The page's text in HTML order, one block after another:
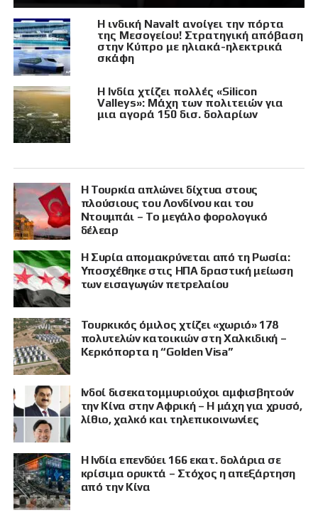
Η ινδική Navalt ανοίγει την πόρτα
της Μεσογείου! Στρατηγική απόβαση
στην Κύπρο με ηλιακά-ηλεκτρικά
σκάφη
Η Ινδία χτίζει πολλές «Silicon
Valleys»: Μάχη των πολιτειών για
μια αγορά 150 δισ. δολαρίων
Η Τουρκία απλώνει δίχτυα στους
πλούσιους του Λονδίνου και του
Ντουμπάι – Το μεγάλο φορολογικό
δέλεαρ
Η Συρία απομακρύνεται από τη Ρωσία:
Υποσχέθηκε στις ΗΠΑ δραστική μείωση
των εισαγωγών πετρελαίου
Τουρκικός όμιλος χτίζει «χωριό» 178
πολυτελών κατοικιών στη Χαλκιδική –
Κερκόπορτα η “Golden Visa”
Ινδοί δισεκατομμυριούχοι αμφισβητούν
την Κίνα στην Αφρική – Η μάχη για χρυσό,
λίθιο, χαλκό και τηλεπικοινωνίες
Η Ινδία επενδύει 166 εκατ. δολάρια σε
κρίσιμα ορυκτά – Στόχος η απεξάρτηση
από την Κίνα